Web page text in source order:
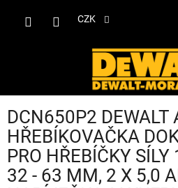
CZK
DCN650P2 DEWALT
HŘEBÍKOVAČKA
PRO HŘEBÍČKY
32 - 63 MM, 2 X 5,0